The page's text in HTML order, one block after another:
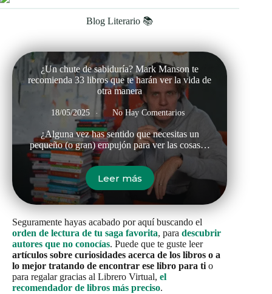
Blog Literario 📚
¿Un chute de sabiduría? Mark Manson te
recomienda 33 libros que te harán ver la vida de
otra manera
18/05/2025 No Hay Comentarios
¿Alguna vez has sentido que necesitas un
pequeño (o gran) empujón para ver las cosas…
Leer más
Seguramente hayas acabado por aquí buscando el
orden de lectura de tu saga favorita, para descubrir
autores que no conocías. Puede que te guste leer
artículos sobre curiosidades acerca de los libros o a
lo mejor tratando de encontrar ese libro para ti o
para regalar gracias al Librero Virtual, el
recomendador de libros más preciso.